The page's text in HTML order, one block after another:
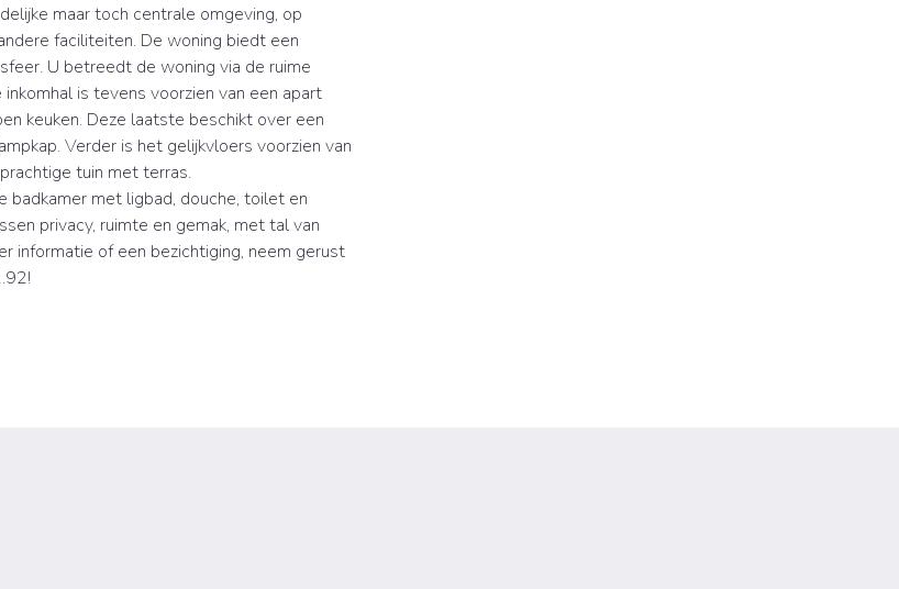
maar toch centrale omgeving, op
faciliteiten. De woning biedt een
U betreedt de woning via de ruime
is tevens voorzien van een apart
keuken. Deze laatste beschikt over een
Verder is het gelijkvloers voorzien van
tuin met terras.
met ligbad, douche, toilet en
privacy, ruimte en gemak, met tal van
informatie of een bezichtiging, neem gerust